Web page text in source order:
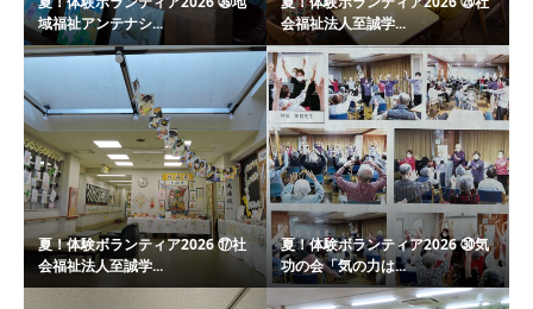
域福祉アンテナシ...
会福祉法人至誠学...
夏！体験ボランティア2026 ⑰社
会福祉法人至誠学...
夏！体験ボランティア2026 ㉚気
功の会「気の力は...